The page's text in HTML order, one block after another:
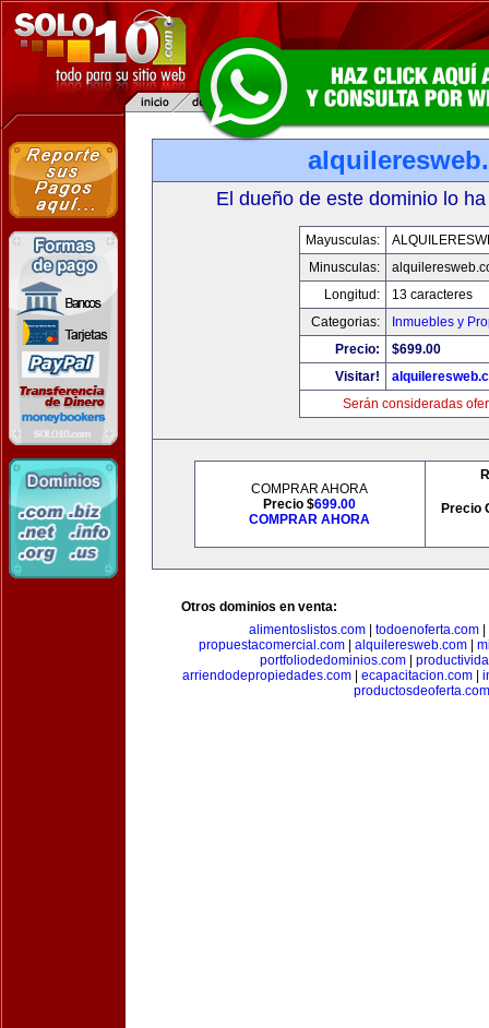
El dueño de este dominio lo
Mayusculas:
Minusculas:
Longitud:
13 caracteres
Categorias:
Inmuebles y
Precio:
$699.00
Visitar!
Serán consideradas
COMPRAR AHORA
Precio $699.00
COMPRAR AHORA
Precio
Otros dominios en venta:
alimentoslistos.com| todoenoferta.com|
propuestacomercial.com
alquileresweb.com
portfoliodedominios.com
arriendodepropiedades.com| ecapacitacion.com|
productosdeoferta.com